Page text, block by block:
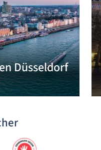
Düsseldorf